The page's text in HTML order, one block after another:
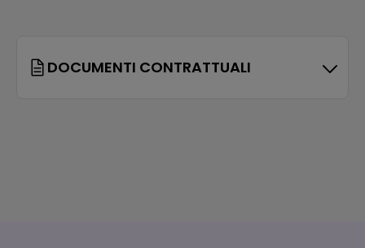
DOCUMENTI CONTRATTUALI